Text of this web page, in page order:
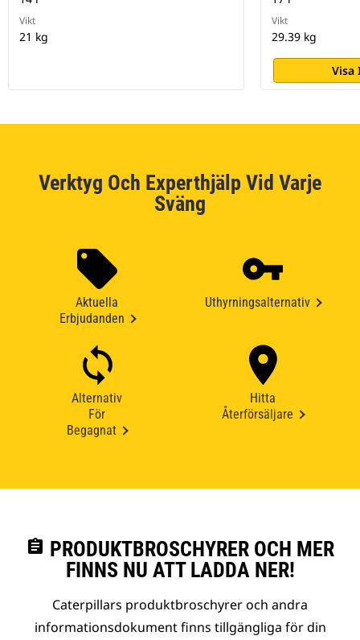
Vikt
21 kg
Vikt
29.39 kg
Visa
Verktyg Och Experthjälp Vid Varje
Sväng
Aktuella
Erbjudanden
Uthyrningsalternativ
Alternativ
För
Begagnat
Hitta
Återförsäljare
assignment PRODUKTBROSCHYRER OCH MER
FINNS NU ATT LADDA NER!
Caterpillars produktbroschyrer och andra
informationsdokument finns tillgängliga för din